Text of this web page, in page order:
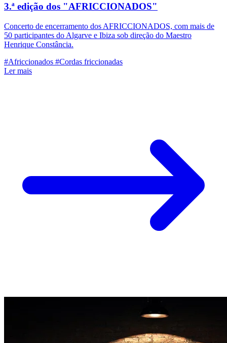
3.ª edição dos "AFRICCIONADOS"
Concerto de encerramento dos AFRICCIONADOS, com mais de
50 participantes do Algarve e Ibiza sob direção do Maestro
Henrique Constância.
#Africcionados #Cordas friccionadas
Ler mais